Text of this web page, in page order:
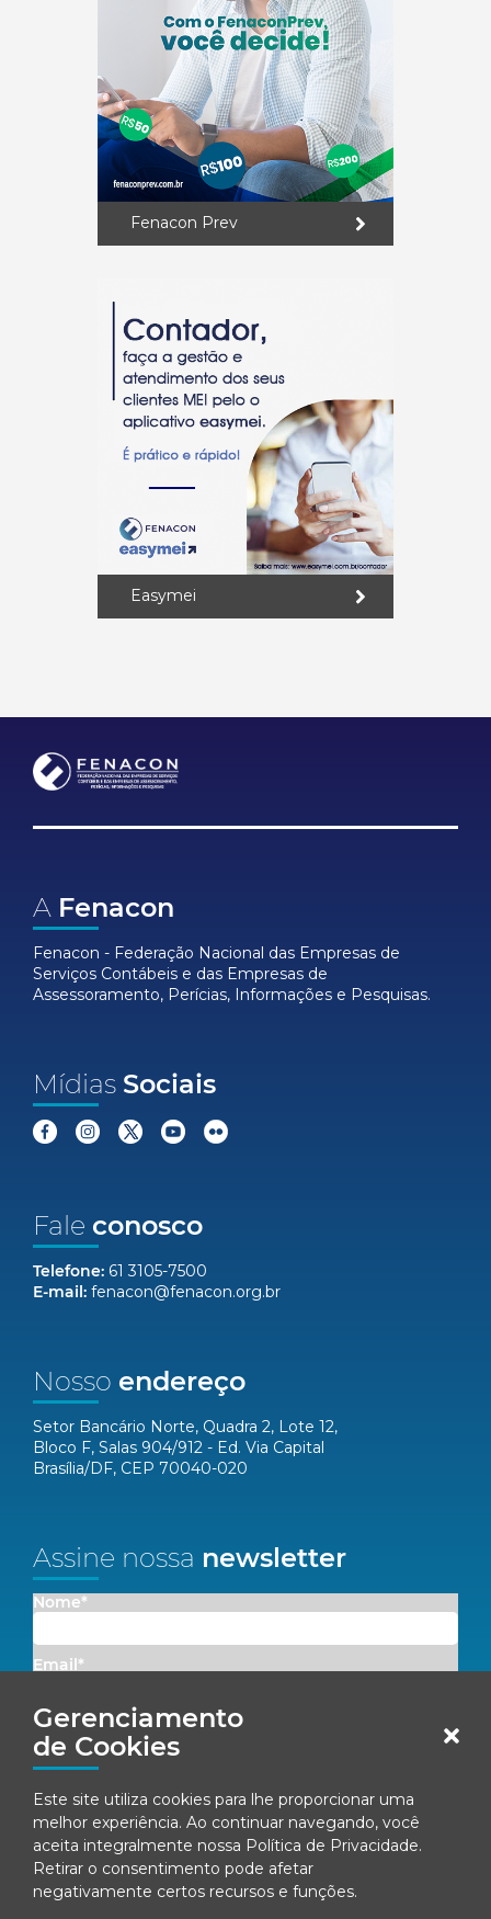
Gerenciamento
de Cookies
Este site utiliza cookies para lhe proporcionar uma
melhor experiência. Ao continuar navegando, você
aceita integralmente nossa Política de Privacidade.
Retirar o consentimento pode afetar
negativamente certos recursos e funções.
Fenacon Prev
Easymei
A Fenacon
Fenacon - Federação Nacional das Empresas de
Serviços Contábeis e das Empresas de
Assessoramento, Perícias, Informações e Pesquisas.
Mídias Sociais
Fale conosco
Telefone: 61 3105-7500
E-mail: fenacon@fenacon.org.br
Nosso endereço
Setor Bancário Norte, Quadra 2, Lote 12,
Bloco F, Salas 904/912 - Ed. Via Capital
Brasília/DF, CEP 70040-020
Assine nossa newsletter
Nome*
Email*
Concordo em receber comunicações da Fenacon.
Ao se inscrever, você concorda com nossaPolítica de Privacidade